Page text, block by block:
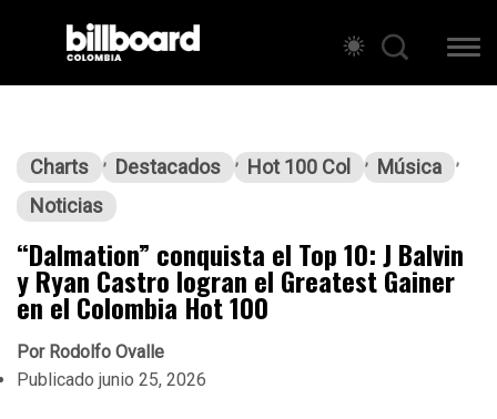
Charts Destacados Hot 100 Col
Música
Noticias
“Dalmation” conquista el Top 10: J Balvin
y Ryan Castro logran el Greatest Gainer
en el Colombia Hot 100
PorRodolfo Ovalle
Publicado junio 25, 2026